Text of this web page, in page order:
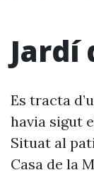
Jardí
Es tracta
havia sigut
Situat al
Casa de la